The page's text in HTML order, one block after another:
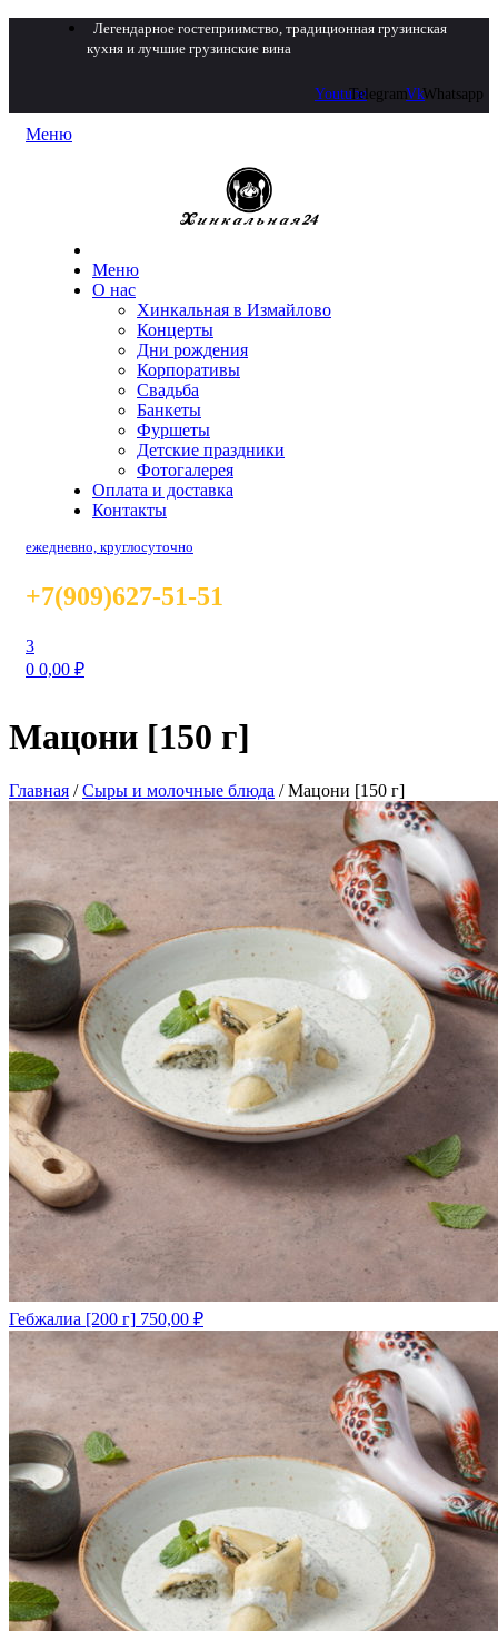
Легендарное гостеприимство, традиционная грузинская
кухня и лучшие грузинские вина
YoutubeTelegramVkWhatsapp
Меню
Меню
О нас
Хинкальная в Измайлово
Концерты
Дни рождения
Корпоративы
Свадьба
Банкеты
Фуршеты
Детские праздники
Фотогалерея
Оплата и доставка
Контакты
ежедневно, круглосуточно
+7(909)627-51-51
3
0 0,00 ₽
Мацони [150 г]
Главная /Сыры и молочные блюда /Мацони [150 г]
Гебжалиа [200 г] 750,00 ₽